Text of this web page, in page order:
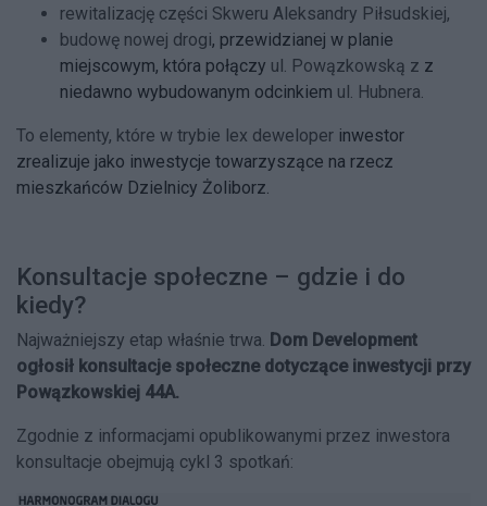
rewitalizację części Skweru Aleksandry Piłsudskiej,
budowę nowej drogi, przewidzianej w planie
miejscowym, która połączy ul. Powązkowską z z
niedawno wybudowanym odcinkiem ul. Hubnera.
To elementy, które w trybie lex deweloper inwestor
zrealizuje jako inwestycje towarzyszące na rzecz
mieszkańców Dzielnicy Żoliborz.
Konsultacje społeczne – gdzie i do
kiedy?
Najważniejszy etap właśnie trwa. Dom Development
ogłosił konsultacje społeczne dotyczące inwestycji przy
Powązkowskiej 44A.
Zgodnie z informacjami opublikowanymi przez inwestora
konsultacje obejmują cykl 3 spotkań: